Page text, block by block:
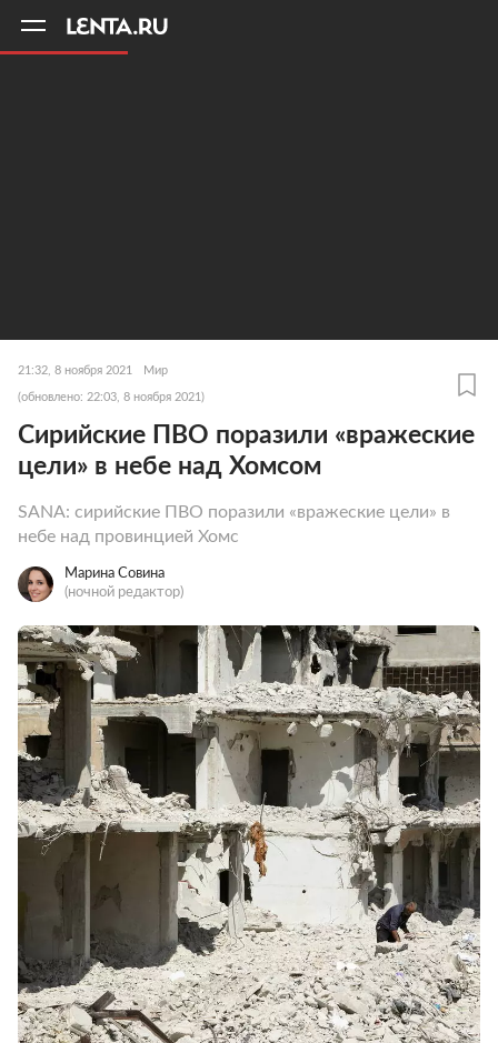
21:32, 8 ноября 2021 Мир
(обновлено: 22:03, 8 ноября 2021)
Сирийские ПВО поразили «вражеские
цели» в небе над Хомсом
SANA: сирийские ПВО поразили «вражеские цели» в
небе над провинцией Хомс
Марина Совина
(ночной редактор)